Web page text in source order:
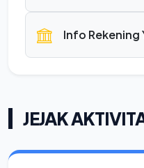
Info Rekening
JEJAK